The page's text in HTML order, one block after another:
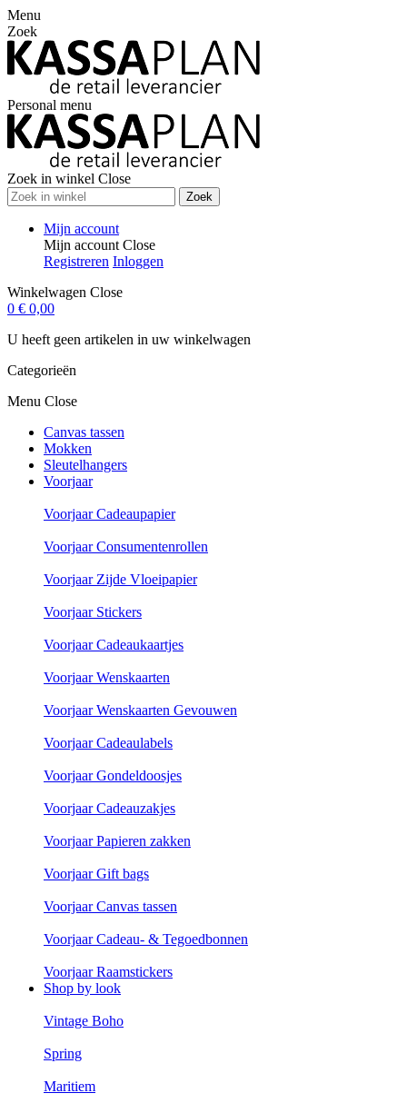
Menu
Zoek
Personal menu
Zoek in winkel Close
Zoek
Mijn account
Mijn account Close
Registreren Inloggen
Winkelwagen Close
0 € 0,00
U heeft geen artikelen in uw winkelwagen
Categorieën
Menu Close
Canvas tassen
Mokken
Sleutelhangers
Voorjaar
Voorjaar Cadeaupapier
Voorjaar Consumentenrollen
Voorjaar Zijde Vloeipapier
Voorjaar Stickers
Voorjaar Cadeaukaartjes
Voorjaar Wenskaarten
Voorjaar Wenskaarten Gevouwen
Voorjaar Cadeaulabels
Voorjaar Gondeldoosjes
Voorjaar Cadeauzakjes
Voorjaar Papieren zakken
Voorjaar Gift bags
Voorjaar Canvas tassen
Voorjaar Cadeau- & Tegoedbonnen
Voorjaar Raamstickers
Shop by look
Vintage Boho
Spring
Maritiem